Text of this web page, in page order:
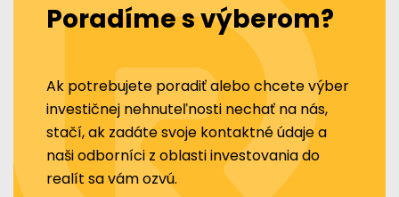
Poradíme s výberom?
Ak potrebujete poradiť alebo chcete výber
investičnej nehnuteľnosti nechať na nás,
stačí, ak zadáte svoje kontaktné údaje a
naši odborníci z oblasti investovania do
realít sa vám ozvú.